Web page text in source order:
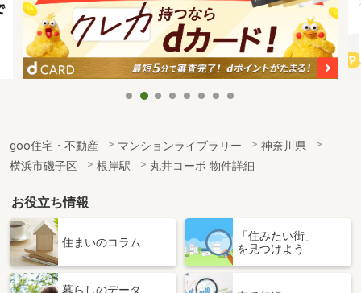
goo住宅・不動産 マンションライブラリー
神奈川県
横浜市磯子区
根岸駅 丸井コーポ 物件詳細
お役立ち情報
住まいのコラム
「住みたい街」
を見つけよう
暮らしのデータ